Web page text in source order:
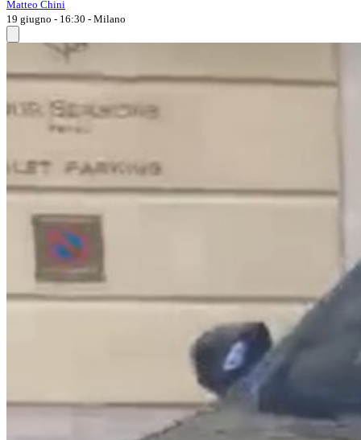
Matteo Chini
19 giugno - 16:30 - Milano